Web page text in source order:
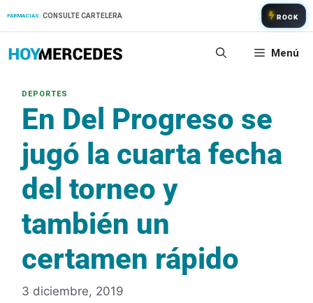
FARMACIAS: CONSULTE CARTELERA ROCK
Menú
En Del Progreso se
jugó la cuarta fecha
del torneo y
también un
certamen rápido
3 diciembre, 2019